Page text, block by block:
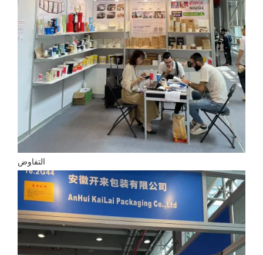
التفاوض